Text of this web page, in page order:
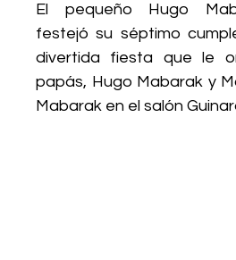
El pequeño Hugo
festejó su séptimo
divertida fiesta que le
papás, Hugo Mabarak y
Mabarak en el salón